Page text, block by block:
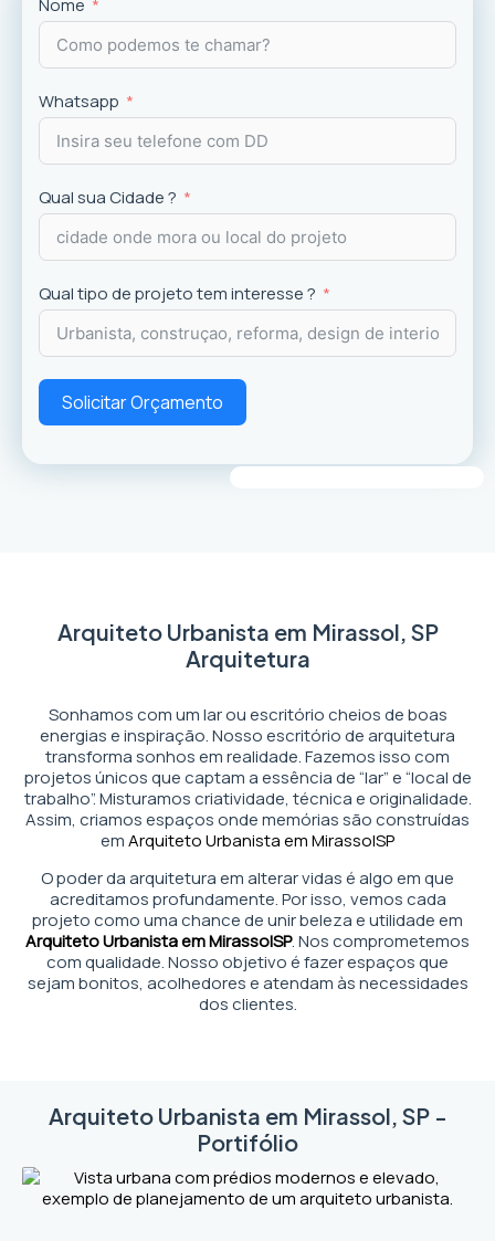
experiência dos usuários.
Nome
Whatsapp
Qual sua Cidade ?
Qual tipo de projeto tem interesse ?
Solicitar Orçamento
Arquiteto Urbanista em Mirassol, SP
Arquitetura
Sonhamos com um lar ou escritório cheios de boas
energias e inspiração. Nosso escritório de arquitetura
transforma sonhos em realidade. Fazemos isso com
projetos únicos que captam a essência de “lar” e “local de
trabalho”. Misturamos criatividade, técnica e originalidade.
Assim, criamos espaços onde memórias são construídas
emArquiteto Urbanista em MirassolSP
O poder da arquitetura em alterar vidas é algo em que
acreditamos profundamente. Por isso, vemos cada
projeto como uma chance de unir beleza e utilidade em
Arquiteto Urbanista em MirassolSP. Nos comprometemos
com qualidade. Nosso objetivo é fazer espaços que
sejam bonitos, acolhedores e atendam às necessidades
dos clientes.
Arquiteto Urbanista em Mirassol, SP -
Portifólio